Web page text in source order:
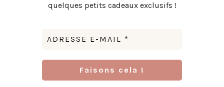
quelques petits cadeaux exclusifs !